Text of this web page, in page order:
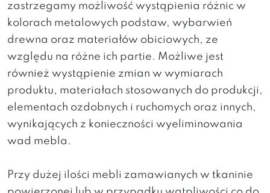
zastrzegamy możliwość wystąpienia różnic w
kolorach metalowych podstaw, wybarwień
drewna oraz materiałów obiciowych, ze
względu na różne ich partie. Możliwe jest
również wystąpienie zmian w wymiarach
produktu, materiałach stosowanych do produkcji,
elementach ozdobnych i ruchomych oraz innych,
wynikających z konieczności wyeliminowania
wad mebla.
Przy dużej ilości mebli zamawianych w tkaninie